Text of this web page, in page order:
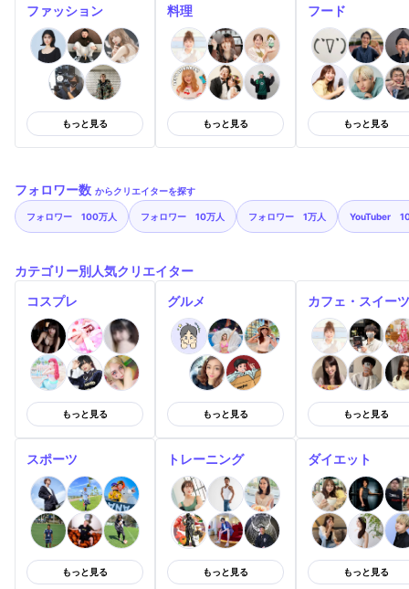
ファッション
もっと見る
料理
もっと見る
フード
もっと見る
フォロワー数 からクリエイターを探す
フォロワー 100万人 フォロワー 10万人 フォロワー 1万人 YouTuber
カテゴリー別人気クリエイター
コスプレ
もっと見る
グルメ
もっと見る
カフェ・スイーツ
もっと見る
スポーツ
もっと見る
トレーニング
もっと見る
ダイエット
もっと見る